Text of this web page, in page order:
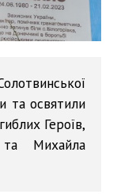
та освятили
Героїв,
Михайла